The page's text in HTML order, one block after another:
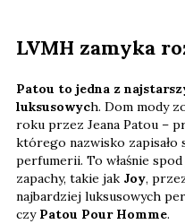
LVMH zamyka
Patou to jedna z
luksusowych. Dom mody
roku przez Jeana Patou –
którego nazwisko
perfumerii. To właśnie
zapachy, takie jak Joy,
najbardziej luksusowych
czy Patou Pour Homme.